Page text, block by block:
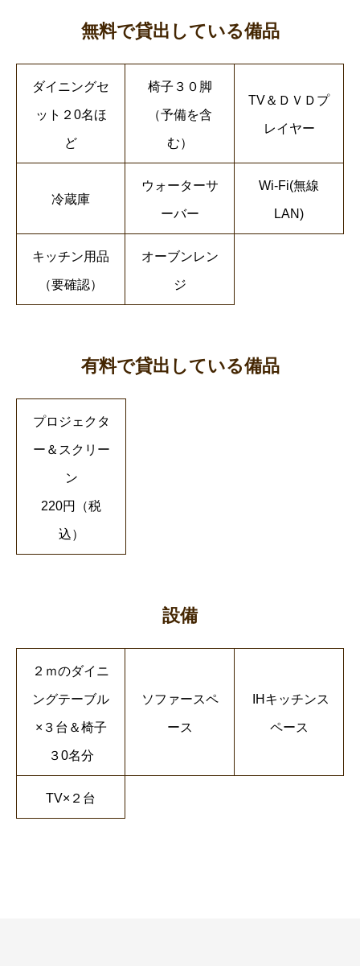
無料で貸出している備品
ダイニングセ
ット２0名ほ
ど
椅子３０脚
（予備を含
む）
TV＆ＤＶＤプ
レイヤー
冷蔵庫
ウォーターサ
ーバー
Wi-Fi(無線
LAN)
キッチン用品
（要確認）
オーブンレン
ジ
有料で貸出している備品
プロジェクタ
ー＆スクリー
ン
220円（税
込）
設備
２ｍのダイニ
ングテーブル
×３台＆椅子
３0名分
ソファースペ
ース
IHキッチンス
ペース
TV×２台